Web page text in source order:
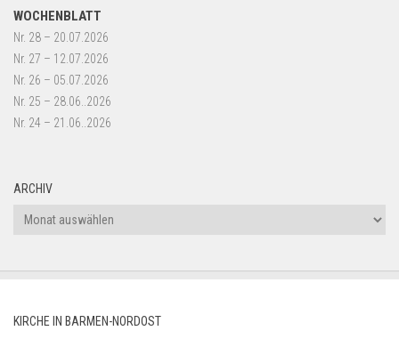
WOCHENBLATT
Nr. 28 – 20.07.2026
Nr. 27 – 12.07.2026
Nr. 26 – 05.07.2026
Nr. 25 – 28.06..2026
Nr. 24 – 21.06..2026
ARCHIV
Archiv
KIRCHE IN BARMEN-NORDOST